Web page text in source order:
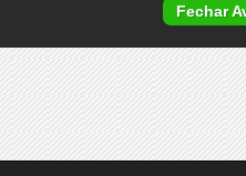
Fechar